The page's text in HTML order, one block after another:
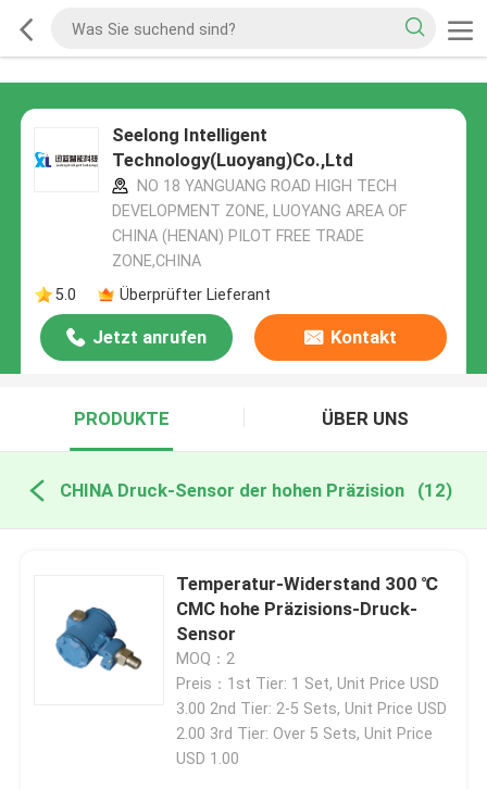
Seelong Intelligent
Technology(Luoyang)Co.,Ltd
NO 18 YANGUANG ROAD HIGH TECH
DEVELOPMENT ZONE, LUOYANG AREA OF
CHINA (HENAN) PILOT FREE TRADE
ZONE,CHINA
5.0
Überprüfter Lieferant
Jetzt anrufen Kontakt
PRODUKTE ÜBER UNS
CHINA Druck-Sensor der hohen Präzision (12)
Temperatur-Widerstand 300 ℃
CMC hohe Präzisions-Druck-
Sensor
MOQ：2
Preis：1st Tier: 1 Set, Unit Price USD
3.00 2nd Tier: 2-5 Sets, Unit Price USD
2.00 3rd Tier: Over 5 Sets, Unit Price
USD 1.00